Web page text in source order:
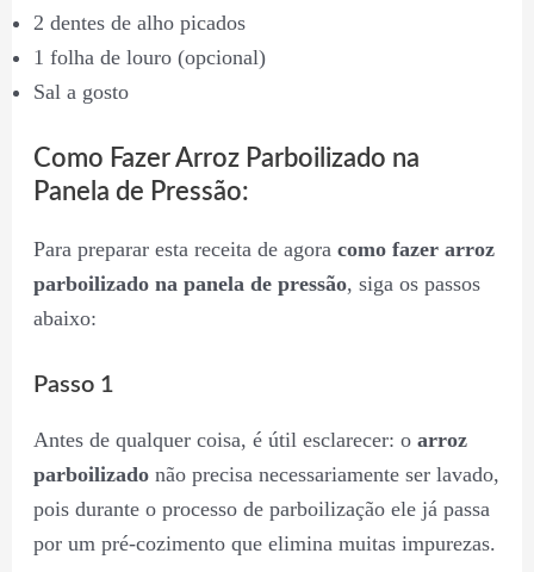
2 dentes de alho picados
1 folha de louro (opcional)
Sal a gosto
Como Fazer Arroz Parboilizado na
Panela de Pressão:
Para preparar esta receita de agora como fazer arroz
parboilizado na panela de pressão, siga os passos
abaixo:
Passo 1
Antes de qualquer coisa, é útil esclarecer: o arroz
parboilizadonão precisa necessariamente ser lavado,
pois durante o processo de parboilização ele já passa
por um pré-cozimento que elimina muitas impurezas.